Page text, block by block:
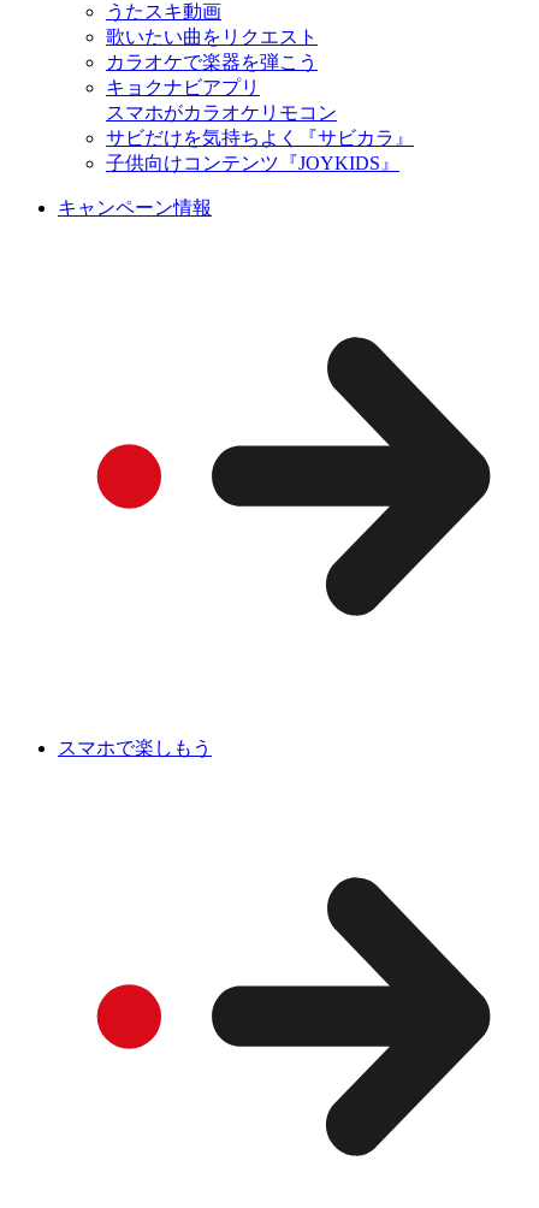
うたスキ動画
歌いたい曲をリクエスト
カラオケで楽器を弾こう
キョクナビアプリ
スマホがカラオケリモコン
サビだけを気持ちよく『サビカラ』
子供向けコンテンツ『JOYKIDS』
キャンペーン情報
スマホで楽しもう